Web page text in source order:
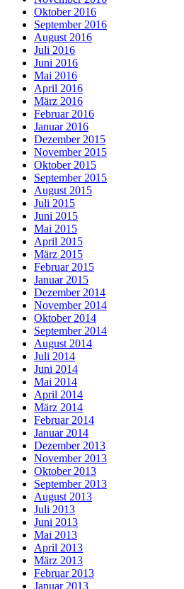
Oktober 2016
September 2016
August 2016
Juli 2016
Juni 2016
Mai 2016
April 2016
März 2016
Februar 2016
Januar 2016
Dezember 2015
November 2015
Oktober 2015
September 2015
August 2015
Juli 2015
Juni 2015
Mai 2015
April 2015
März 2015
Februar 2015
Januar 2015
Dezember 2014
November 2014
Oktober 2014
September 2014
August 2014
Juli 2014
Juni 2014
Mai 2014
April 2014
März 2014
Februar 2014
Januar 2014
Dezember 2013
November 2013
Oktober 2013
September 2013
August 2013
Juli 2013
Juni 2013
Mai 2013
April 2013
März 2013
Februar 2013
Januar 2013